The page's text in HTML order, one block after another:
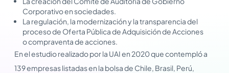
Corporativo en sociedades.
La regulación, la modernización y la transparencia del
proceso de Oferta Pública de Adquisición de Acciones
o compraventa de acciones.
En el estudio realizado por la UAI en 2020 que contempló a
139 empresas listadas en la bolsa de Chile, Brasil, Perú,